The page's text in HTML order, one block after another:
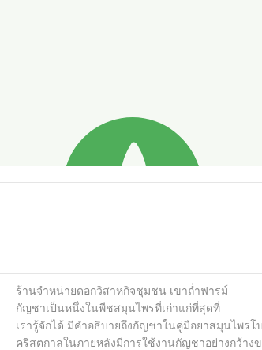
ร้านจำหน่ายดอกวิสาหกิจชุมชน เขาถ่ำฟารม์
กัญชาเป็นหนึ่งในพืชสมุนไพรที่เก่าแก่ที่สุดที่
เรารู้จักได้ มีคำอธิบายถึงกัญชาในคู่มือยาสมุนไพร
คริสตกาลในภายหลังมีการใช้งานกัญชาอย่างกว้าง